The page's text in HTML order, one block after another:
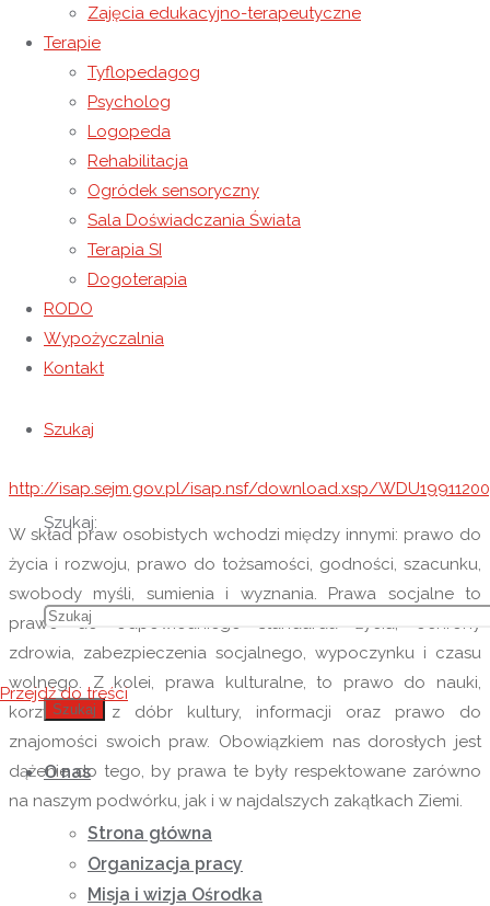
Zajęcia edukacyjno-terapeutyczne
Terapie
Tyflopedagog
Psycholog
Logopeda
Rehabilitacja
Ogródek sensoryczny
Sala Doświadczania Świata
Terapia SI
Dogoterapia
RODO
Wypożyczalnia
Kontakt
Szukaj
Szukaj:
Szukaj
Przejdź do treści
O nas
Strona główna
Organizacja pracy
Misja i wizja Ośrodka
Warto zaznaczyć, że Konwencja ta została uchwalona z
inicjatywy Polski, 20 listopada 1989 roku przez
Zgromadzenie Ogólne Narodów Zjednoczonych.
Dokument podpisały wszystkie państwa na świecie i dotyczy
każdej osoby od chwili narodzin. 7 listopada 2014 roku Sejm
Rzeczpospolitej Polskiej ustanowił dzień ten również
Ogólnopolskim Dniem Praw Dziecka. O tym, jak ważne są w
naszym kraju prawa dziecka świadczy również fakt, iż
zostały one uwzględnione w Konstytucji RP. My wszyscy,
rodzice, opiekunowie prawni, nauczyciele powinniśmy mieć
świadomość, że prawa dziecka nie kolidują z prawami
dorosłych, lecz się uzupełniają.
znaleźć pod załączonym linkiem
http://isap.sejm.gov.pl/isap.nsf/download.xsp/
W skład praw osobistych wchodzi między innymi: prawo do
życia i rozwoju, prawo do tożsamości, godności, szacunku,
swobody myśli, sumienia i wyznania. Prawa socjalne to
prawo do odpowiedniego standardu życia, ochrony
zdrowia, zabezpieczenia socjalnego, wypoczynku i czasu
wolnego. Z kolei, prawa kulturalne, to prawo do nauki,
korzystania z dóbr kultury, informacji oraz prawo do
znajomości swoich praw. Obowiązkiem nas dorosłych jest
dążenie do tego, by prawa te były respektowane zarówno
na naszym podwórku, jak i w najdalszych zakątkach Ziemi.
Pamiętajmy: